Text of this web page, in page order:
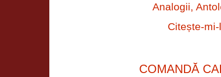
Analogii,
Citește-
COMANDĂ